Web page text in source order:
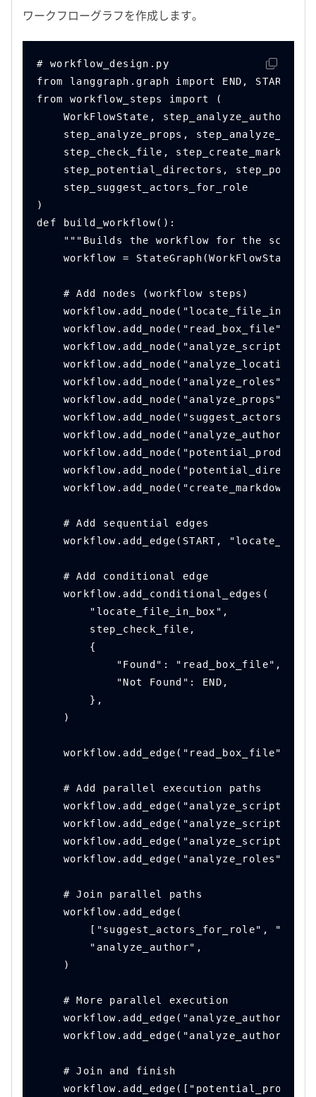
ワークフローグラフを作成します。
# workflow_design.py
from langgraph.graph import END, START,
from workflow_steps import (
WorkFlowState, step_analyze_author,
step_analyze_props,
step_check_file,
step_potential_directors,
    step_suggest_actors_for_role
)
def build_workflow():
"""Builds the workflow for the script
    workflow = StateGraph(WorkFlowState)
    # Add nodes (workflow steps)
workflow.add_node("read_box_file",
workflow.add_node("analyze_script",
workflow.add_node("analyze_roles",
workflow.add_node("analyze_props",
workflow.add_node("analyze_author",
workflow.add_node("create_markdown",
    # Add sequential edges
workflow.add_edge(START,
    # Add conditional edge
    workflow.add_conditional_edges(
        "locate_file_in_box",
        step_check_file,
        {
            "Found": "read_box_file",
            "Not Found": END,
        },
    )
workflow.add_edge("read_box_file",
    # Add parallel execution paths
workflow.add_edge("analyze_script",
workflow.add_edge("analyze_script",
workflow.add_edge("analyze_script",
workflow.add_edge("analyze_roles",
    # Join parallel paths
    workflow.add_edge(
["suggest_actors_for_role",
        "analyze_author",
    )
    # More parallel execution
workflow.add_edge("analyze_author",
workflow.add_edge("analyze_author",
    # Join and finish